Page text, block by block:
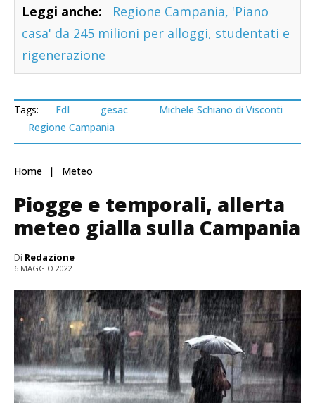
Leggi anche:
Regione Campania, 'Piano
casa' da 245 milioni per alloggi, studentati e
rigenerazione
Tags: FdI gesac
Michele Schiano di Visconti
Regione Campania
Home Meteo
Piogge e temporali, allerta
meteo gialla sulla Campania
Di Redazione
6 MAGGIO 2022